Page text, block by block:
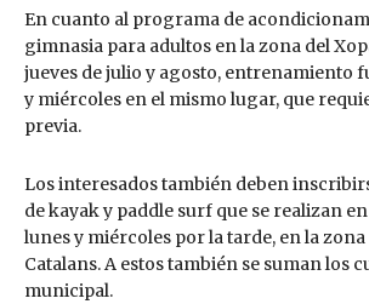
En cuanto al programa de
gimnasia para adultos en la zona del
jueves de julio y agosto, entrenamiento
y miércoles en el mismo lugar, que
previa.
Los interesados también deben
de kayak y paddle surf que se realizan
lunes y miércoles por la tarde, en la zona
Catalans. A estos también se suman los
municipal.